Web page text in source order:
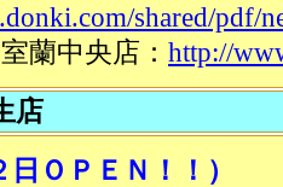
shared/pdf/
蘭中央店： http://
店
日ＯＰＥＮ！！）